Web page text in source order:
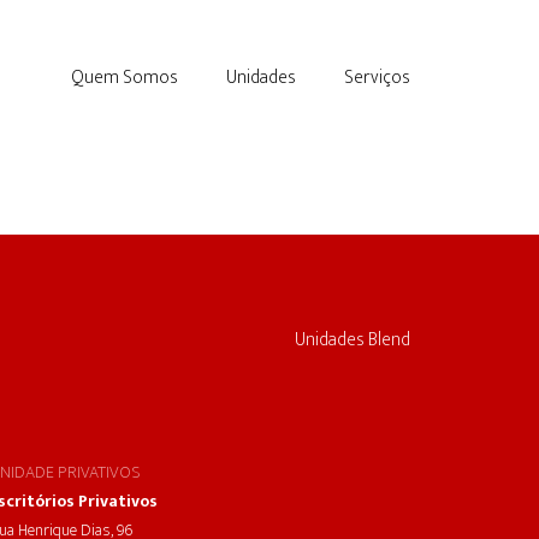
Quem Somos Unidades Serviços
Unidades Blend
PRIVATIVOS
Privativos
Henrique Dias, 96